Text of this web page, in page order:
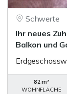
Schwerte
Ihr neues
Balkon und
82 m²
WOHNFLÄCHE